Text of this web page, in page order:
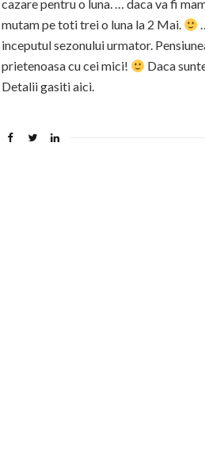
cazare pentru o luna. … daca va fi
mutam pe toti trei o luna la 2 Mai.
inceputul sezonului urmator.
prietenoasa cu cei mici!
Daca
Detalii gasiti aici.